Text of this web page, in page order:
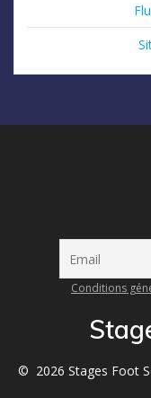
Conditions
© 2026 Stages Foot